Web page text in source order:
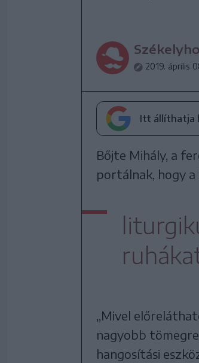
2019. április
Itt állíthatja
Bőjte Mihály, a
portálnak, hogy a
„Mivel
nagyobb
hangosítási